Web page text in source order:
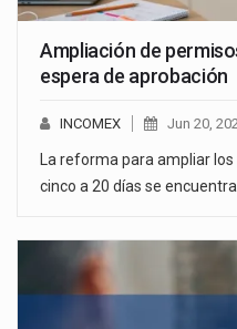
Ampliación de
espera de aprobación
INCOMEX Jun 20,
La reforma para ampliar
cinco a 20 días se